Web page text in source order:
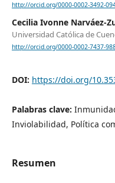
http://orcid.org/0000-0002-3492-
Cecilia Ivonne Narváez-
Universidad Católica de
http://orcid.org/0000-0002-7437-
DOI: https://doi.org/
Palabras clave:
Inviolabilidad, Política
Resumen